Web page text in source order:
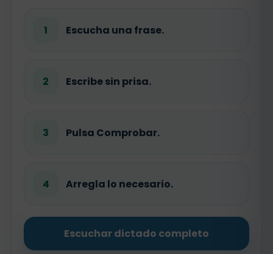
1 Escucha una frase.
2 Escribe sin prisa.
3 Pulsa Comprobar.
4 Arregla lo necesario.
Escuchar dictado completo